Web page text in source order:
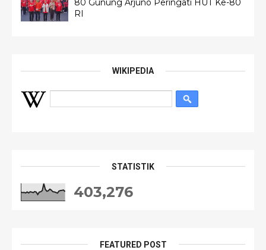
80 Gunung Arjuno Peringati HUT Ke-80
RI
WIKIPEDIA
STATISTIK
403,276
FEATURED POST